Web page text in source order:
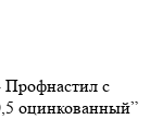
Профнастил с
оцинкованный”